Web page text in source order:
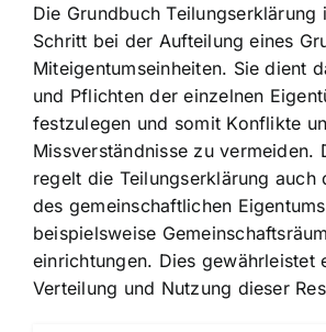
Die Grundbuch
Schritt bei der Aufteilung eines
Miteigentumseinheiten. Sie dient
und Pflichten der einzelnen
festzulegen und somit Konflikte
Missverständnisse zu vermeiden.
regelt die Teilungserklärung auch
des gemeinschaftlichen
beispielsweise
einrichtungen. Dies gewährleistet
Verteilung und Nutzung dieser